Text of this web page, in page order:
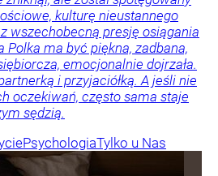
kulturę nieustannego
wszechobecną presję osiągania
Polka ma być piękna, zadbana,
emocjonalnie dojrzała.
i przyjaciółką. A jeśli nie
oczekiwań, często sama staje
sędzią.
PsychologiaTylko u Nas